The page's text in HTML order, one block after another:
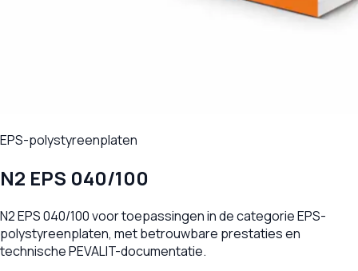
EPS-polystyreenplaten
N2 EPS 040/100
N2 EPS 040/100 voor toepassingen in de categorie EPS-
polystyreenplaten, met betrouwbare prestaties en
technische PEVALIT-documentatie.